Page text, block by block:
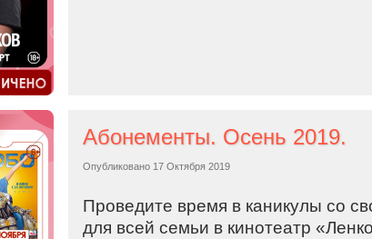
Абонементы. Осень 2019.
Опубликовано 17 Октября 2019
Проведите время в каникулы со
для всей семьи в кинотеатр